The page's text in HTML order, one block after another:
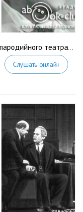
театра...
Слушать онлайн